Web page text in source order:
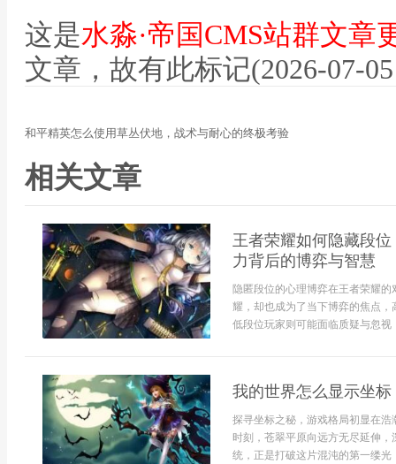
这是水淼·帝国CMS站群文章
文章，故有此标记(2026-07-
和平精英怎么使用草丛伏地，战术与耐心的终极考验
相关文章
王者荣耀如何隐藏段
力背后的博弈与智慧
隐匿段位的心理博弈在王者荣耀
耀，却也成为了当下博弈的焦点
低段位玩家则可能面临质疑与忽视
我的世界怎么显示坐
探寻坐标之秘，游戏格局初显在
时刻，苍翠平原向远方无尽延伸
统，正是打破这片混沌的第一缕